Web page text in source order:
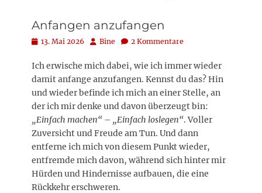
Anfangen anzufangen
Posted
13. Mai 2026 Autor
Bine 2 Kommentare
Ich erwische mich dabei, wie ich immer wieder
damit anfange anzufangen. Kennst du das? Hin
und wieder befinde ich mich an einer Stelle, an
der ich mir denke und davon überzeugt bin:
„Einfach machen“ – „Einfach loslegen“. Voller
Zuversicht und Freude am Tun. Und dann
entferne ich mich von diesem Punkt wieder,
entfremde mich davon, während sich hinter mir
Hürden und Hindernisse aufbauen, die eine
Rückkehr erschweren.